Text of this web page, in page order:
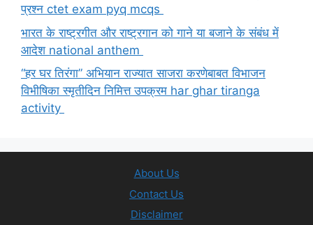
प्रश्न ctet exam pyq mcqs
भारत के राष्ट्रगीत और राष्ट्रगान को गाने या बजाने के संबंध में
आदेश national anthem
“हर घर तिरंगा” अभियान राज्यात साजरा करणेबाबत विभाजन
विभीषिका स्मृतीदिन निमित्त उपक्रम har ghar tiranga
activity
About Us
Contact Us
Disclaimer